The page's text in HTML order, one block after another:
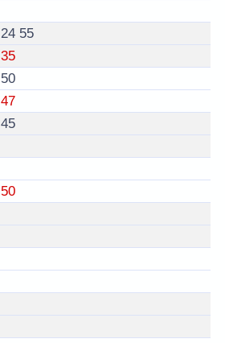
24 55
35
50
47
45
50